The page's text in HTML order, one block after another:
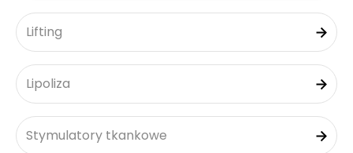
Lifting
Lipoliza
Stymulatory tkankowe